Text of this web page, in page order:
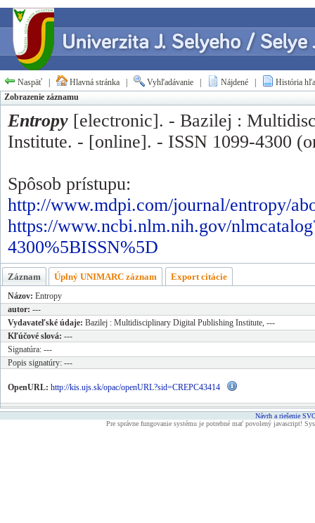
Naspäť Hlavná stránka Vyhľadávanie Nájdené
História
Zobrazenie záznamu
Entropy [electronic]. - Bazilej :
Institute. - [online]. - ISSN 1099-4300
Spôsob prístupu:
http://www.mdpi.com/journal/entropy/
https://www.ncbi.nlm.nih.gov/
4300%5BISSN%5D
Záznam Úplný UNIMARC záznam Export citácie
Názov: Entropy
autor: ---
Vydavateľské údaje: Bazilej : Multidisciplinary Digital Publishing Institute, ---
Kľúčové slová: ---
Signatúra: ---
Popis signatúry: ---
OpenURL: http://kis.ujs.sk/opac/openURL?sid=CREPC43414
Návrh a riešenie
Pre správne fungovanie systému je potrebné mať povolený javascript!